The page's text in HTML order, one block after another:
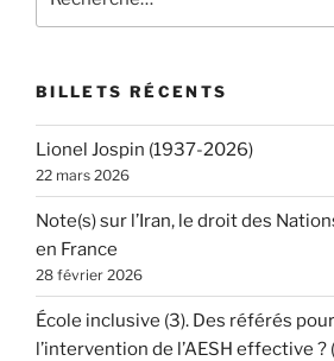
pour
BILLETS RÉCENTS
Lionel Jospin (1937-2026)
22 mars 2026
Note(s) sur l’Iran, le droit des
en France
28 février 2026
École inclusive (3). Des référés
l’intervention de l’AESH effective ?